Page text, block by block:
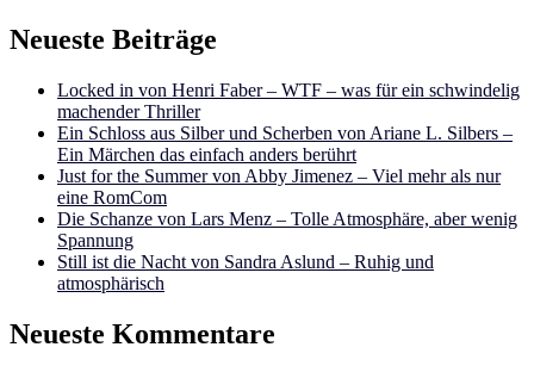
Neueste Beiträge
Locked in von Henri Faber – WTF – was für ein schwindelig
machender Thriller
Ein Schloss aus Silber und Scherben von Ariane L. Silbers –
Ein Märchen das einfach anders berührt
Just for the Summer von Abby Jimenez – Viel mehr als nur
eine RomCom
Die Schanze von Lars Menz – Tolle Atmosphäre, aber wenig
Spannung
Still ist die Nacht von Sandra Aslund – Ruhig und
atmosphärisch
Neueste Kommentare